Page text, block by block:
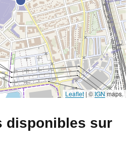
Leaflet |©IGNmaps.
disponibles sur